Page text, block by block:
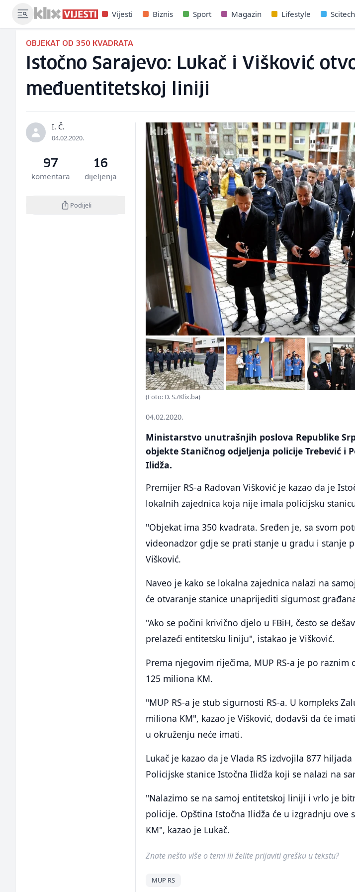
Vijesti Biznis Sport Magazin Lifestyle Scitech
OBJEKAT OD 350 KVADRATA
Istočno Sarajevo: Lukač i Višković
međuentitetskoj liniji
I. Č.
04.02.2020.
97
komentara
16
dijeljenja
Podijeli
(Foto: D. S./Klix.ba)
04.02.2020.
Ministarstvo unutrašnjih poslova Republike
objekte Staničnog odjeljenja policije Trebević i
Ilidža.
Premijer RS-a Radovan Višković je kazao da je
lokalnih zajednica koja nije imala policijsku
"Objekat ima 350 kvadrata. Sređen je, sa svom
videonadzor gdje se prati stanje u gradu i stanje
Višković.
Naveo je kako se lokalna zajednica nalazi na
će otvaranje stanice unaprijediti sigurnost
"Ako se počini krivično djelo u FBiH, često se
prelazeći entitetsku liniju", istakao je Višković.
Prema njegovim riječima, MUP RS-a je po raznim
125 miliona KM.
"MUP RS-a je stub sigurnosti RS-a. U kompleks
miliona KM", kazao je Višković, dodavši da će
u okruženju neće imati.
Lukač je kazao da je Vlada RS izdvojila 877
Policijske stanice Istočna Ilidža koji se nalazi na
"Nalazimo se na samoj entitetskoj liniji i vrlo je
policije. Opština Istočna Ilidža će u izgradnju ove
KM", kazao je Lukač.
Znate nešto više o temi ili želite prijaviti grešku u tekstu?
MUP RS